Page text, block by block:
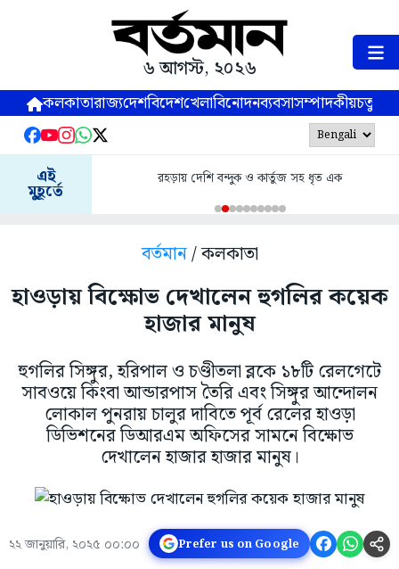
৬ আগস্ট, ২০২৬
কলকাতারাজ্যদেশবিদেশখেলাবিনোদনব্যবসাসম্পাদকীয়
এই
মুহূর্তে
রহড়ায় দেশি বন্দুক ও কার্তুজ সহ ধৃত এক
বর্তমান/ কলকাতা
হাওড়ায় বিক্ষোভ দেখালেন হুগলির কয়েক
হাজার মানুষ
হুগলির সিঙ্গুর, হরিপাল ও চণ্ডীতলা ব্লকে ১৮টি রেলগেটে
সাবওয়ে কিংবা আন্ডারপাস তৈরি এবং সিঙ্গুর আন্দোলন
লোকাল পুনরায় চালুর দাবিতে পূর্ব রেলের হাওড়া
ডিভিশনের ডিআরএম অফিসের সামনে বিক্ষোভ
দেখালেন হাজার হাজার মানুষ।
২২ জানুয়ারি, ২০২৫ ০০:০০ Prefer us on Google